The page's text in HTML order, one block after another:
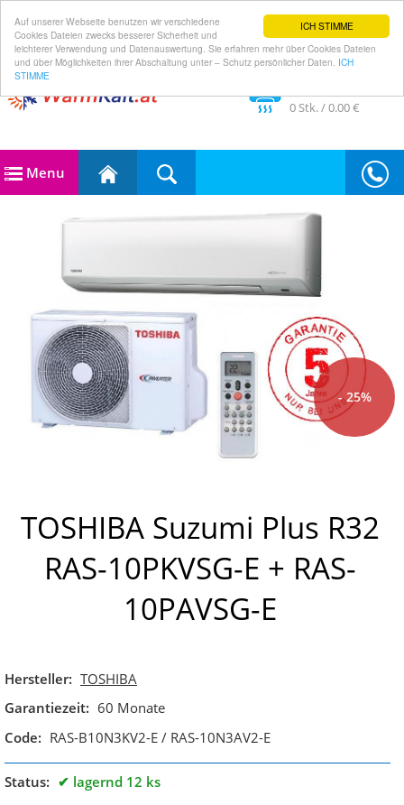
ICH STIMME
Auf unserer Webseite benutzen wir verschiedene
Cookies Dateien zwecks besserer Sicherheit und
leichterer Verwendung und Datenauswertung. Sie erfahren mehr über Cookies Dateien
und über Möglichkeiten ihrer Abschaltung unter – Schutz persönlicher Daten. ICH
STIMME
0 Stk. /0.00 €
Menu
TOSHIBA Suzumi Plus R32
RAS-10PKVSG-E + RAS-
10PAVSG-E
- 25%
Hersteller: TOSHIBA
Garantiezeit: 60 Monate
Code: RAS-B10N3KV2-E / RAS-10N3AV2-E
Status:
lagernd 12 ks